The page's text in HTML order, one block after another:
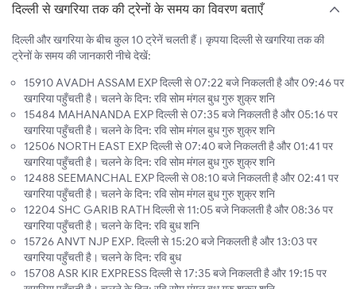
दिल्ली से खगरिया तक की ट्रेनों के समय का विवरण बताएँ
दिल्ली और खगरिया के बीच कुल 10 ट्रेनें चलती हैं। कृपया दिल्ली से खगरिया तक की
ट्रेनों के समय की जानकारी नीचे देखें:
15910 AVADH ASSAM EXP दिल्ली से 07:22 बजे निकलती है और 09:46 पर
खगरिया पहुँचती है। चलने के दिन: रवि सोम मंगल बुध गुरु शुक्र शनि
15484 MAHANANDA EXP दिल्ली से 07:35 बजे निकलती है और 05:16 पर
खगरिया पहुँचती है। चलने के दिन: रवि सोम मंगल बुध गुरु शुक्र शनि
12506 NORTH EAST EXP दिल्ली से 07:40 बजे निकलती है और 01:41 पर
खगरिया पहुँचती है। चलने के दिन: रवि सोम मंगल बुध गुरु शुक्र शनि
12488 SEEMANCHAL EXP दिल्ली से 08:10 बजे निकलती है और 02:41 पर
खगरिया पहुँचती है। चलने के दिन: रवि सोम मंगल बुध गुरु शुक्र शनि
12204 SHC GARIB RATH दिल्ली से 11:05 बजे निकलती है और 08:36 पर
खगरिया पहुँचती है। चलने के दिन: रवि बुध शनि
15726 ANVT NJP EXP. दिल्ली से 15:20 बजे निकलती है और 13:03 पर
खगरिया पहुँचती है। चलने के दिन: रवि बुध
15708 ASR KIR EXPRESS दिल्ली से 17:35 बजे निकलती है और 19:15 पर